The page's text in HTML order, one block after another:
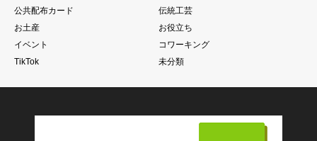
公共配布カード
伝統工芸
お土産
お役立ち
イベント
コワーキング
TikTok
未分類